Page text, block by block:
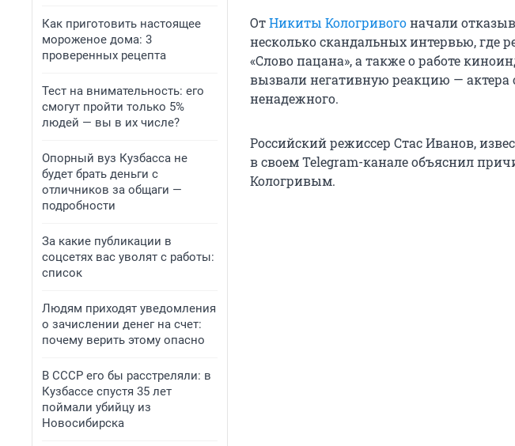
Как приготовить настоящее
мороженое дома: 3
проверенных рецепта
Тест на внимательность: его
смогут пройти только 5%
людей — вы в их числе?
Опорный вуз Кузбасса не
будет брать деньги с
отличников за общаги —
подробности
За какие публикации в
соцсетях вас уволят с работы:
список
Людям приходят уведомления
о зачислении денег на счет:
почему верить этому опасно
В СССР его бы расстреляли: в
Кузбассе спустя 35 лет
поймали убийцу из
Новосибирска
ОтНикиты Кологривогоначали
несколько скандальных интервью, где
«Слово пацана», а также о работе
вызвали негативную реакцию — актера
ненадежного.
Российский режиссер Стас Иванов,
в своем Telegram-канале объяснил
Кологривым.